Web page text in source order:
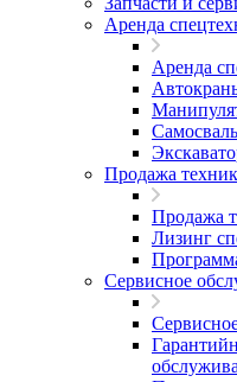
Аренда
Аренда
Продажа
Продажа
Лизинг
Сервисное